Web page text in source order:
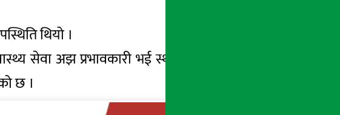
थियो ।
सेवा अझ प्रभावकारी भई स्थानीयस्तरमा स्वास्थ्य उपचार
छ ।